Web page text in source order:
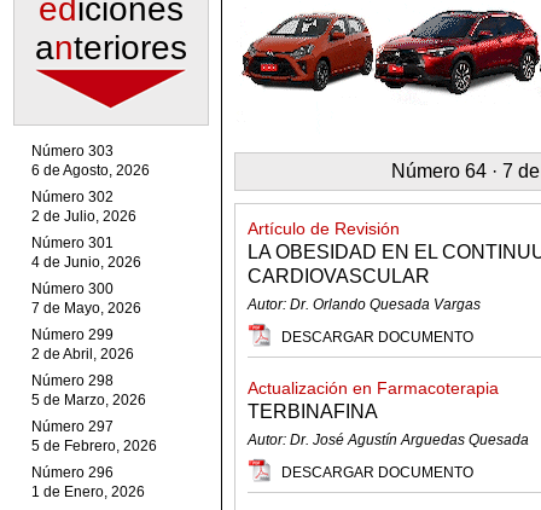
ediciones
anteriores
Número 303
6 de Agosto, 2026
Número 302
2 de Julio, 2026
Número 301
4 de Junio, 2026
Número 300
7 de Mayo, 2026
Número 299
2 de Abril, 2026
Número 298
5 de Marzo, 2026
Número 297
5 de Febrero, 2026
Número 296
1 de Enero, 2026
Número 64 · 7
Artículo de Revisión
LA OBESIDAD EN EL
CARDIOVASCULAR
Autor: Dr. Orlando Quesada Vargas
DESCARGAR DOCUMENTO
Actualización en Farmacoterapia
TERBINAFINA
Autor: Dr. José Agustín Arguedas Quesada
DESCARGAR DOCUMENTO